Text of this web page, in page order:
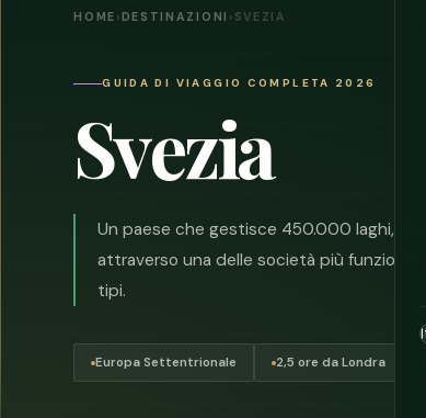
HOME ›DESTINAZIONI › SVEZIA
GUIDA DI VIAGGIO COMPLETA 2026
Svezia
Un paese che gestisce 450.000 laghi,
attraverso una delle società più funzionali
tipi.
Europa Settentrionale 2,5 ore da Londra